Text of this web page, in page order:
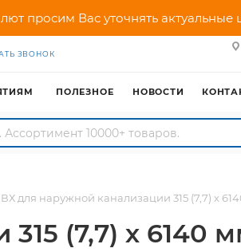
просим Вас уточнять
ЗВОНОК
ПОЛЕЗНОЕ НОВОСТИ
для наружной канализации 315 (7,7) х
(7,7) х 6140